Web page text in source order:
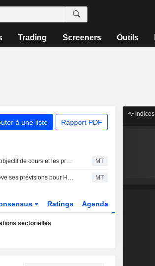
Trading Screeners Outils
à une liste Rapport PDF
HSBC ajuste l'objectif de cours et les prévisions de Heineken face à l'amélioration des conditions opérationnelles ; recommandation d'achat maintenue MT
Berenberg relève ses prévisions pour Heineken après une croissance organique supérieure aux attentes au premier semestre ; recommandation d'achat maintenue MT
Ratings Agenda
sectorielles
Indices